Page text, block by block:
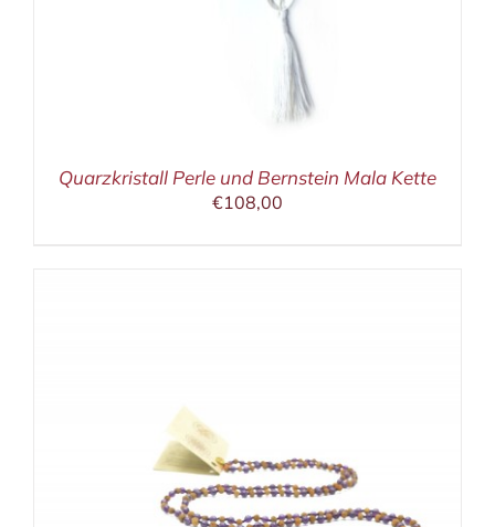
Quarzkristall Perle und Bernstein Mala Kette
€108,00